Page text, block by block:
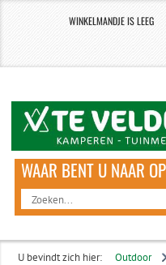
WINKELMANDJE IS LEEG
U bevindt zich hier: Outdoor